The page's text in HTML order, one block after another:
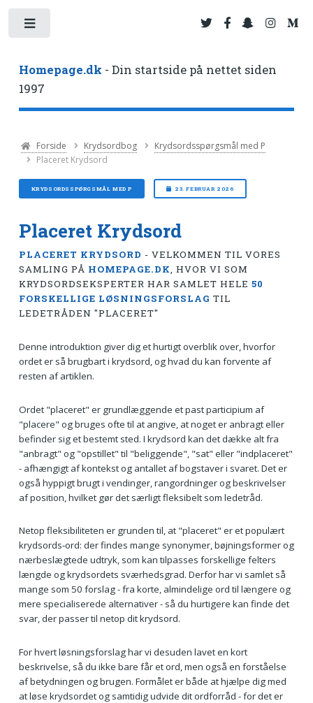
Homepage.dk - Din startside på nettet siden
1997
Forside Krydsordbog
Krydsordsspørgsmål med P
Placeret Krydsord
KRYDSORDSSPØRGSMÅL MED P 23. FEBRUAR 2026
Placeret Krydsord
PLACERET KRYDSORD - VELKOMMEN TIL VORES
SAMLING PÅ HOMEPAGE.DK, HVOR VI SOM
KRYDSORDSEKSPERTER HAR SAMLET HELE 50
FORSKELLIGE LØSNINGSFORSLAG TIL
LEDETRÅDEN "PLACERET"
Denne introduktion giver dig et hurtigt overblik over, hvorfor
ordet er så brugbart i krydsord, og hvad du kan forvente af
resten af artiklen.
Ordet "placeret" er grundlæggende et past participium af
"placere" og bruges ofte til at angive, at noget er anbragt eller
befinder sig et bestemt sted. I krydsord kan det dække alt fra
"anbragt" og "opstillet" til "beliggende", "sat" eller "indplaceret"
- afhængigt af kontekst og antallet af bogstaver i svaret. Det er
også hyppigt brugt i vendinger, rangordninger og beskrivelser
af position, hvilket gør det særligt fleksibelt som ledetråd.
Netop fleksibiliteten er grunden til, at "placeret" er et populært
krydsords‑ord: der findes mange synonymer, bøjningsformer og
nærbeslægtede udtryk, som kan tilpasses forskellige felters
længde og krydsordets sværhedsgrad. Derfor har vi samlet så
mange som 50 forslag - fra korte, almindelige ord til længere og
mere specialiserede alternativer - så du hurtigere kan finde det
svar, der passer til netop dit krydsord.
For hvert løsningsforslag har vi desuden lavet en kort
beskrivelse, så du ikke bare får et ord, men også en forståelse
af betydningen og brugen. Formålet er både at hjælpe dig med
at løse krydsordet og samtidig udvide dit ordforråd - for det er